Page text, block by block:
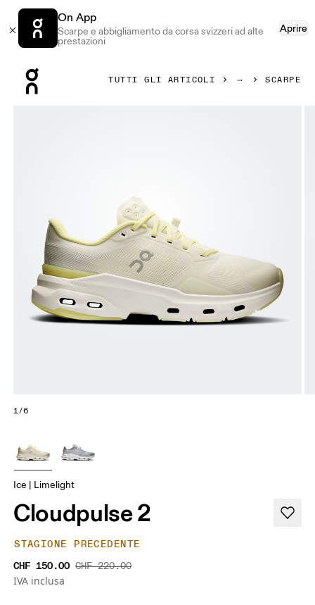
On App
Scarpe e abbigliamento da corsa svizzeri ad alte
prestazioni
Aprire
TUTTI GLI ARTICOLI SCARPE
1/6
Ice | Limelight
Cloudpulse 2
STAGIONE PRECEDENTE
CHF 150.00 CHF 220.00
IVA inclusa